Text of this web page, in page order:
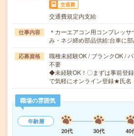
交通費
交通費規定内支給
仕事内容
＊カーエアコン用コンプレッ
み・ネジ締め部品供給:台車に
応募資格
職種未経験OK / ブランクOK /
不要
◆未経験OK！〇まずは事前登
で気軽にオンライン登録★氏
職場の雰囲気
年齢層
20代
30代 40